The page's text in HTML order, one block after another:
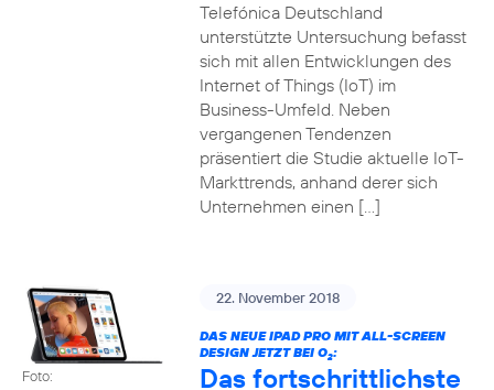
Telefónica Deutschland
unterstützte Untersuchung befasst
sich mit allen Entwicklungen des
Internet of Things (IoT) im
Business-Umfeld. Neben
vergangenen Tendenzen
präsentiert die Studie aktuelle IoT-
Markttrends, anhand derer sich
Unternehmen einen […]
Foto:
22. November 2018
DAS NEUE IPAD PRO MIT ALL-SCREEN
DESIGN JETZT BEI O2:
Das fortschrittlichste